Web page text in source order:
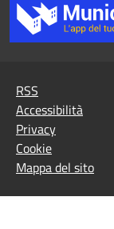
RSS
Accessibilità
Privacy
Cookie
Mappa del sito